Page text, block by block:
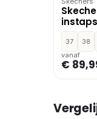
37 38
vanaf
€